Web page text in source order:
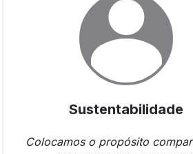
Sustentabilidade
Colocamos o propósito